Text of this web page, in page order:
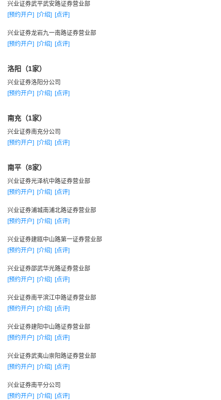
兴业证券武平武安路证券营业部
[预约开户] [介绍] [点评]
兴业证券龙岩九一南路证券营业部
[预约开户] [介绍] [点评]
洛阳（1家）
兴业证券洛阳分公司
[预约开户] [介绍] [点评]
南充（1家）
兴业证券南充分公司
[预约开户] [介绍] [点评]
南平（8家）
兴业证券光泽杭中路证券营业部
[预约开户] [介绍] [点评]
兴业证券浦城南浦北路证券营业部
[预约开户] [介绍] [点评]
兴业证券建瓯中山路第一证券营业部
[预约开户] [介绍] [点评]
兴业证券邵武华光路证券营业部
[预约开户] [介绍] [点评]
兴业证券南平滨江中路证券营业部
[预约开户] [介绍] [点评]
兴业证券建阳中山路证券营业部
[预约开户] [介绍] [点评]
兴业证券武夷山崇阳路证券营业部
[预约开户] [介绍] [点评]
兴业证券南平分公司
[预约开户] [介绍] [点评]